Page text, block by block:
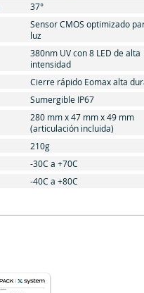
37°
Sensor CMOS optimizado
luz
380nm UV con 8 LED de alta
intensidad
Cierre rápido Eomax alta
Sumergible IP67
280 mm x 47 mm x 49 mm
(articulación incluida)
210g
-30C a +70C
-40C a +80C